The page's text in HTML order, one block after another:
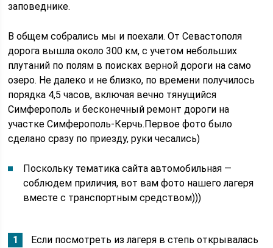
заповеднике.
В общем собрались мы и поехали. От Севастополя
дорога вышла около 300 км, с учетом небольших
плутаний по полям в поисках верной дороги на само
озеро. Не далеко и не близко, по времени получилось
порядка 4,5 часов, включая вечно тянущийся
Симферополь и бесконечный ремонт дороги на
участке Симферополь-Керчь.Первое фото было
сделано сразу по приезду, руки чесались)
Поскольку тематика сайта автомобильная —
соблюдем приличия, вот вам фото нашего лагеря
вместе с транспортным средством)))
Если посмотреть из лагеря в степь открывалась